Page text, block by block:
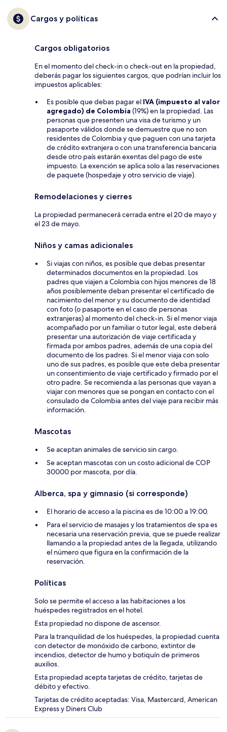
Cargos y políticas
Cargos obligatorios
En el momento del check-in o check-out en la propiedad,
deberás pagar los siguientes cargos, que podrían incluir los
impuestos aplicables:
Es posible que debas pagar el IVA (impuesto al valor
agregado) de Colombia (19%) en la propiedad. Las
personas que presenten una visa de turismo y un
pasaporte válidos donde se demuestre que no son
residentes de Colombia y que paguen con una tarjeta
de crédito extranjera o con una transferencia bancaria
desde otro país estarán exentas del pago de este
impuesto. La exención se aplica solo a las reservaciones
de paquete (hospedaje y otro servicio de viaje).
Remodelaciones y cierres
La propiedad permanecerá cerrada entre el 20 de mayo y
el 23 de mayo.
Niños y camas adicionales
Si viajas con niños, es posible que debas presentar
determinados documentos en la propiedad. Los
padres que viajen a Colombia con hijos menores de 18
años posiblemente deban presentar el certificado de
nacimiento del menor y su documento de identidad
con foto (o pasaporte en el caso de personas
extranjeras) al momento del check-in. Si el menor viaja
acompañado por un familiar o tutor legal, este deberá
presentar una autorización de viaje certificada y
firmada por ambos padres, además de una copia del
documento de los padres. Si el menor viaja con solo
uno de sus padres, es posible que este deba presentar
un consentimiento de viaje certificado y firmado por el
otro padre. Se recomienda a las personas que vayan a
viajar con menores que se pongan en contacto con el
consulado de Colombia antes del viaje para recibir más
información.
Mascotas
Se aceptan animales de servicio sin cargo.
Se aceptan mascotas con un costo adicional de COP
30000 por mascota, por día.
Alberca, spa y gimnasio (si corresponde)
El horario de acceso a la piscina es de 10:00 a 19:00.
Para el servicio de masajes y los tratamientos de spa es
necesaria una reservación previa, que se puede realizar
llamando a la propiedad antes de la llegada, utilizando
el número que figura en la confirmación de la
reservación.
Políticas
Solo se permite el acceso a las habitaciones a los
huéspedes registrados en el hotel.
Esta propiedad no dispone de ascensor.
Para la tranquilidad de los huéspedes, la propiedad cuenta
con detector de monóxido de carbono, extintor de
incendios, detector de humo y botiquín de primeros
auxilios.
Esta propiedad acepta tarjetas de crédito, tarjetas de
débito y efectivo.
Tarjetas de crédito aceptadas: Visa, Mastercard, American
Express y Diners Club